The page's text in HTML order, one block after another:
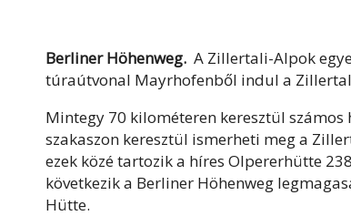
Berliner Höhenweg. A Zillertali-Alpok
túraútvonal Mayrhofenből indul a
Mintegy 70 kilométeren keresztül
szakaszon keresztül ismerheti meg a
ezek közé tartozik a híres Olpererhütte
következik a Berliner Höhenweg
Hütte.